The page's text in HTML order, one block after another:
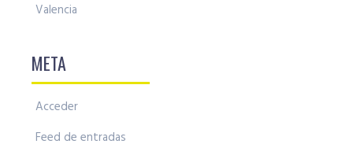
Valencia
META
Acceder
Feed de entradas